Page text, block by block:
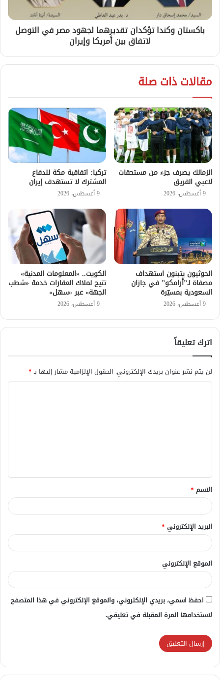
باكستان وكندا تؤكدان تقديرهما لجهود مصر في التوصل
لاتفاق بين أمريكا وإيران
مقالات ذات صلة
الزمالك يصرف جزء من مستحقات
لاعبي الفريق
9 أغسطس، 2026
تركيا: اتفاقية مكة للدفاع
المشترك لا تستهدف إيران
9 أغسطس، 2026
الحوثيون يتبنون استهداف
مصفاة لـ”أرامكو” في جازان
السعودية بمسيّرة
9 أغسطس، 2026
الكويت.. «المعلومات المدنية»
تتيح لملاك العقارات خدمة «شطب
الجهة» عبر «سهل»
9 أغسطس، 2026
اترك تعليقاً
لن يتم نشر عنوان بريدك الإلكتروني. الحقول الإلزامية مشار إليها بـ*
ق
*
الاسم *
البريد الإلكتروني *
الموقع الإلكتروني
احفظ اسمي، بريدي الإلكتروني، والموقع الإلكتروني في هذا المتصفح
لاستخدامها المرة المقبلة في تعليقي.